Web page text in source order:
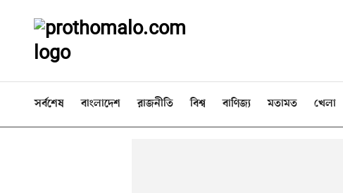
সর্বশেষ বাংলাদেশ রাজনীতি বিশ্ব বাণিজ্য মতামত খেলা